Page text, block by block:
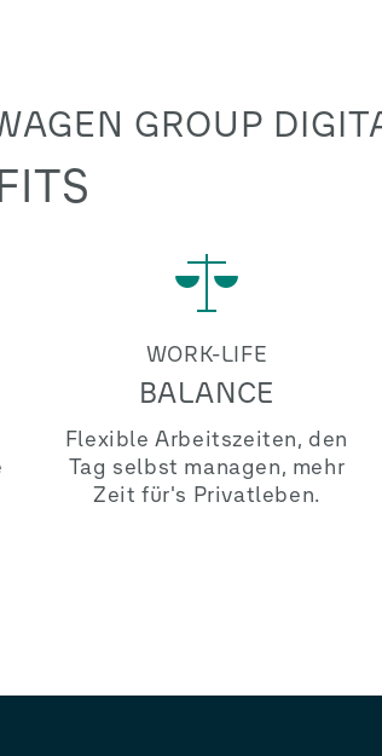
GROUP
WORK-LIFE
BALANCE
Flexible Arbeitszeiten, den
Tag selbst managen, mehr
Zeit für's Privatleben.